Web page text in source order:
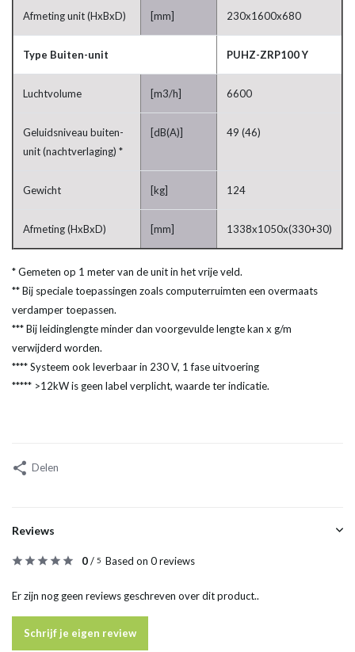
Afmeting unit (HxBxD) [mm] 230x1600x680
Type Buiten-unit PUHZ-ZRP100 Y
Luchtvolume [m3/h] 6600
Geluidsniveau buiten-
unit (nachtverlaging) *
[dB(A)] 49 (46)
Gewicht [kg] 124
Afmeting (HxBxD) [mm] 1338x1050x(330+30)
* Gemeten op 1 meter van de unit in het vrije veld.
** Bij speciale toepassingen zoals computerruimten een overmaats
verdamper toepassen.
*** Bij leidinglengte minder dan voorgevulde lengte kan x g/m
verwijderd worden.
**** Systeem ook leverbaar in 230 V, 1 fase uitvoering
***** >12kW is geen label verplicht, waarde ter indicatie.
Delen
Reviews
0/ 5 Based on 0 reviews
Er zijn nog geen reviews geschreven over dit product..
Schrijf je eigen review